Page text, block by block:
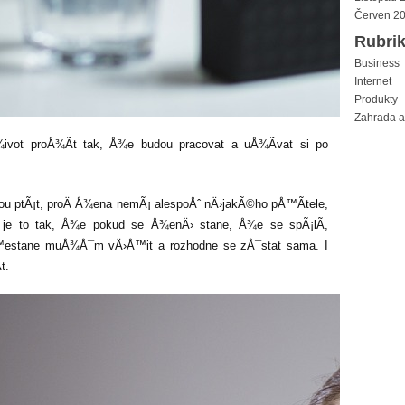
proÅ¾Ã­t tak, Å¾e budou pracovat a uÅ¾Ã­vat si po
ptÃ¡t, proÄ Å¾ena nemÃ¡ alespoÅˆ nÄ›jakÃ©ho pÅ™Ã­tele,
to tak, Å¾e pokud se Å¾enÄ› stane, Å¾e se spÃ¡lÃ­,
muÅ¾Å¯m vÄ›Å™it a rozhodne se zÅ¯stat sama. I
Červen
Business
Internet
Produkty
Zahrada